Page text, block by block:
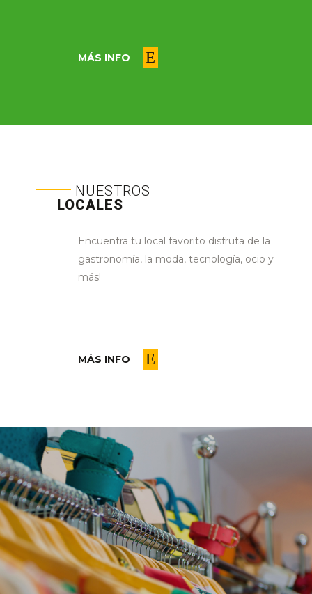
MÁS INFO
NUESTROS
LOCALES
Encuentra tu local favorito disfruta de la
gastronomía, la moda, tecnología, ocio y
más!
MÁS INFO